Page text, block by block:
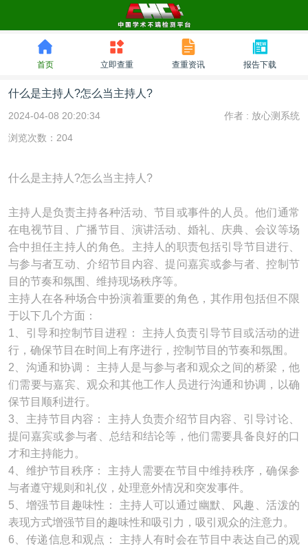
首页 立即查重 查重资讯 报告下载
什么是主持人?怎么当主持人?
2024-04-08 20:20:34 作者 : 放心测系统
浏览次数：204
什么是主持人?怎么当主持人?
主持人是负责主持各种活动、节目或事件的人员。他们通常
在电视节目、广播节目、演讲活动、婚礼、庆典、会议等场
合中担任主持人的角色。主持人的职责包括引导节目进行、
与参与者互动、介绍节目内容、提问嘉宾或参与者、控制节
目的节奏和氛围、维持现场秩序等。
主持人在各种场合中扮演着重要的角色，其作用包括但不限
于以下几个方面：
1、引导和控制节目进程： 主持人负责引导节目或活动的进
行，确保节目在时间上有序进行，控制节目的节奏和氛围。
2、沟通和协调： 主持人是与参与者和观众之间的桥梁，他
们需要与嘉宾、观众和其他工作人员进行沟通和协调，以确
保节目顺利进行。
3、主持节目内容： 主持人负责介绍节目内容、引导讨论、
提问嘉宾或参与者、总结和结论等，他们需要具备良好的口
才和主持能力。
4、维护节目秩序： 主持人需要在节目中维持秩序，确保参
与者遵守规则和礼仪，处理意外情况和突发事件。
5、增强节目趣味性： 主持人可以通过幽默、风趣、活泼的
表现方式增强节目的趣味性和吸引力，吸引观众的注意力。
6、传递信息和观点： 主持人有时会在节目中表达自己的观